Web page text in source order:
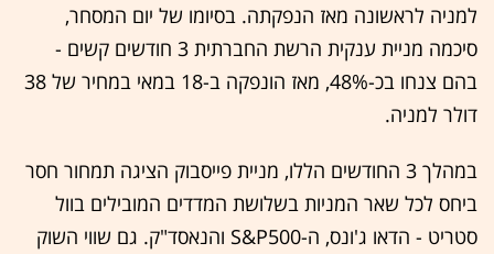
למניה לראשונה מאז הנפקתה. בסיומו של יום המסחר,
סיכמה מניית ענקית הרשת החברתית 3 חודשים קשים -
בהם צנחו בכ-48%, מאז הונפקה ב-18 במאי במחיר של 38
דולר למניה.
במהלך 3 החודשים הללו, מניית פייסבוק הציגה תמחור חסר
ביחס לכל שאר המניות בשלושת המדדים המובילים בוול
סטריט - הדאו ג'ונס, ה-S&P500 והנאסד"ק. גם שווי השוק